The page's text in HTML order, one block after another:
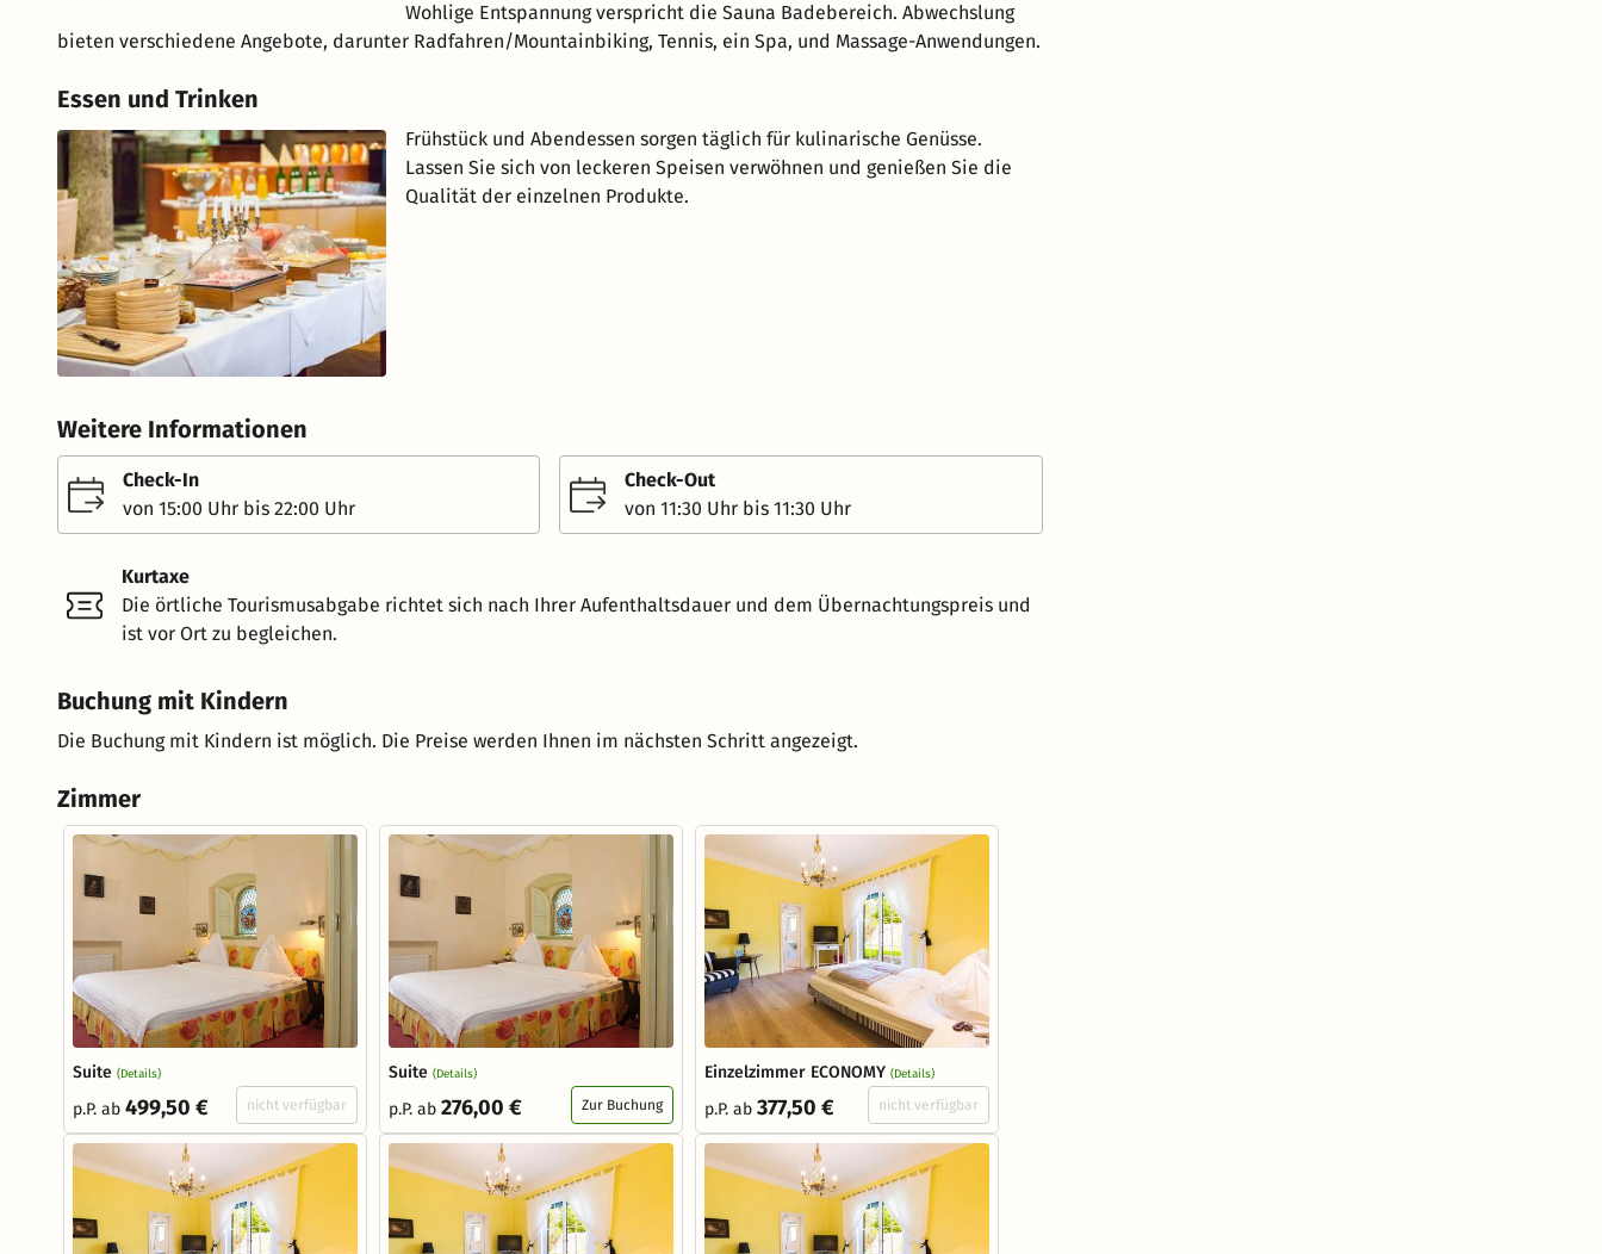
Wohlige Entspannung verspricht die Sauna Badebereich. Abwechslung
bieten verschiedene Angebote, darunter Radfahren/Mountainbiking, Tennis, ein Spa, und Massage-Anwendungen.
Essen und Trinken
Frühstück und Abendessen sorgen täglich für kulinarische Genüsse.
Lassen Sie sich von leckeren Speisen verwöhnen und genießen Sie die
Qualität der einzelnen Produkte.
Weitere Informationen
Check-In
von 15:00 Uhr bis 22:00 Uhr
Check-Out
von 11:30 Uhr bis 11:30 Uhr
Kurtaxe
Die örtliche Tourismusabgabe richtet sich nach Ihrer Aufenthaltsdauer und dem Übernachtungspreis und
ist vor Ort zu begleichen.
Buchung mit Kindern
Die Buchung mit Kindern ist möglich. Die Preise werden Ihnen im nächsten Schritt angezeigt.
Zimmer
Suite (Details)
p.P. ab 499,50 € nicht verfügbar
Suite (Details)
p.P. ab 276,00 € Zur Buchung
Einzelzimmer ECONOMY (Details)
p.P. ab 377,50 € nicht verfügbar